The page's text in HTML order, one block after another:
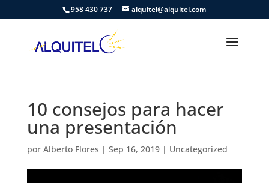
958 430 737 alquitel@alquitel.com
10 consejos para hacer
una presentación
por Alberto Flores | Sep 16, 2019| Uncategorized